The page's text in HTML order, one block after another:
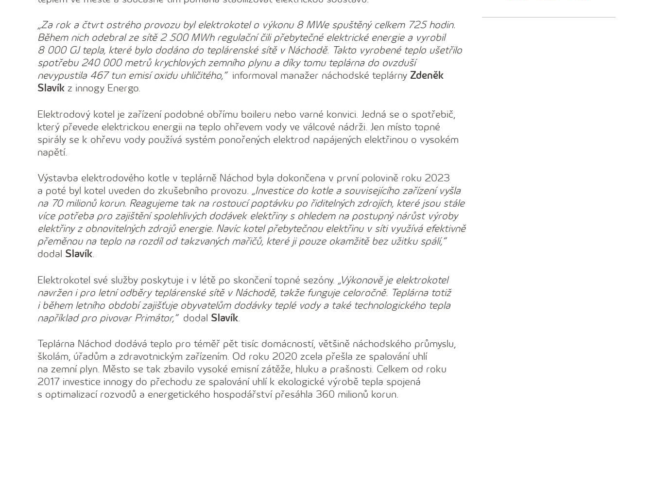
„Za rok a čtvrt ostrého provozu byl elektrokotel o výkonu 8 MWe spuštěný celkem 725 hodin.
Během nich odebral ze sítě 2 500 MWh regulační čili přebytečné elektrické energie a vyrobil
8 000 GJ tepla, které bylo dodáno do teplárenské sítě v Náchodě. Takto vyrobené teplo ušetřilo
spotřebu 240 000 metrů krychlových zemního plynu a díky tomu teplárna do ovzduší
nevypustila 467 tun emisí oxidu uhličitého,“informoval manažer náchodské teplárny Zdeněk
Slavík z innogy Energo.
Elektrodový kotel je zařízení podobné obřímu boileru nebo varné konvici. Jedná se o spotřebič,
který převede elektrickou energii na teplo ohřevem vody ve válcové nádrži. Jen místo topné
spirály se k ohřevu vody používá systém ponořených elektrod napájených elektřinou o vysokém
napětí.
Výstavba elektrodového kotle v teplárně Náchod byla dokončena v první polovině roku 2023
a poté byl kotel uveden do zkušebního provozu. „Investice do kotle a souvisejícího zařízení vyšla
na 70 milionů korun. Reagujeme tak na rostoucí poptávku po řiditelných zdrojích, které jsou stále
více potřeba pro zajištění spolehlivých dodávek elektřiny s ohledem na postupný nárůst výroby
elektřiny z obnovitelných zdrojů energie. Navíc kotel přebytečnou elektřinu v síti využívá efektivně
přeměnou na teplo na rozdíl od takzvaných mařičů, které ji pouze okamžitě bez užitku spálí,“
dodal Slavík.
Elektrokotel své služby poskytuje i v létě po skončení topné sezóny. „Výkonově je elektrokotel
navržen i pro letní odběry teplárenské sítě v Náchodě, takže funguje celoročně. Teplárna totiž
i během letního období zajišťuje obyvatelům dodávky teplé vody a také technologického tepla
například pro pivovar Primátor,“dodal Slavík.
Teplárna Náchod dodává teplo pro téměř pět tisíc domácností, většině náchodského průmyslu,
školám, úřadům a zdravotnickým zařízením. Od roku 2020 zcela přešla ze spalování uhlí
na zemní plyn. Město se tak zbavilo vysoké emisní zátěže, hluku a prašnosti. Celkem od roku
2017 investice innogy do přechodu ze spalování uhlí k ekologické výrobě tepla spojená
s optimalizací rozvodů a energetického hospodářství přesáhla 360 milionů korun.